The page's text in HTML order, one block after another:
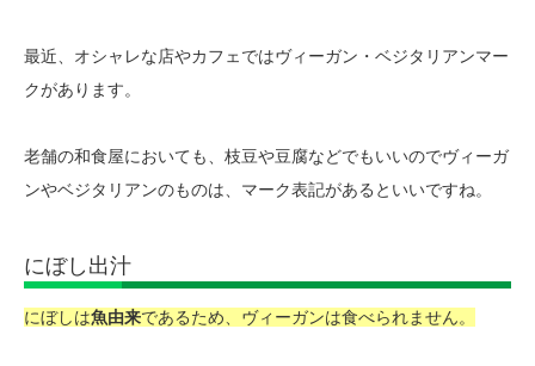
最近、オシャレな店やカフェではヴィーガン・ベジタリアンマー
クがあります。
老舗の和食屋においても、枝豆や豆腐などでもいいのでヴィーガ
ンやベジタリアンのものは、マーク表記があるといいですね。
にぼし出汁
にぼしは魚由来であるため、ヴィーガンは食べられません。